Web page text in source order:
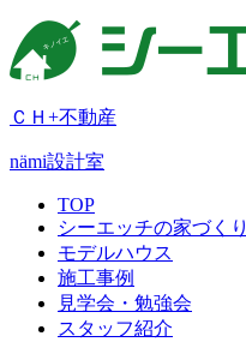
ＣＨ+不動産
nämi設計室
TOP
シーエッチの家づくり
モデルハウス
施工事例
見学会・勉強会
スタッフ紹介